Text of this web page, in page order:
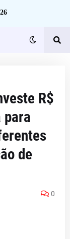
R$
para
de
0